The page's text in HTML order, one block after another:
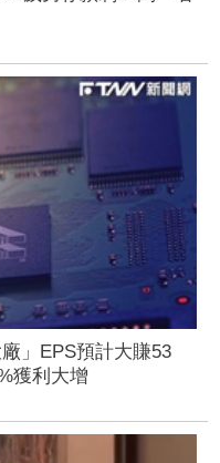
」EPS預計大賺53
獲利大增